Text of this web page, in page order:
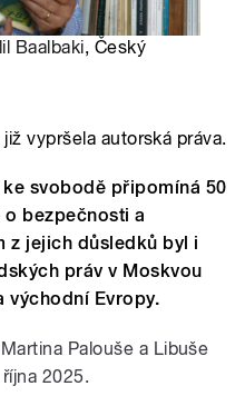
Baalbaki, Český
vypršela autorská práva.
svobodě připomíná 50
bezpečnosti a
z jejich důsledků byl i
práv v Moskvou
východní Evropy.
Palouše a Libuše
2025.